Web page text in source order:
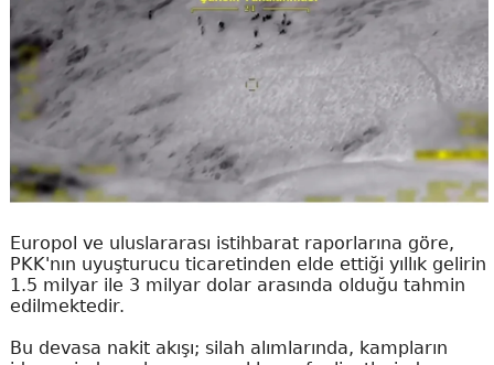
Europol ve uluslararası istihbarat raporlarına göre,
PKK'nın uyuşturucu ticaretinden elde ettiği yıllık gelirin
1.5 milyar ile 3 milyar dolar arasında olduğu tahmin
edilmektedir.
Bu devasa nakit akışı; silah alımlarında, kampların